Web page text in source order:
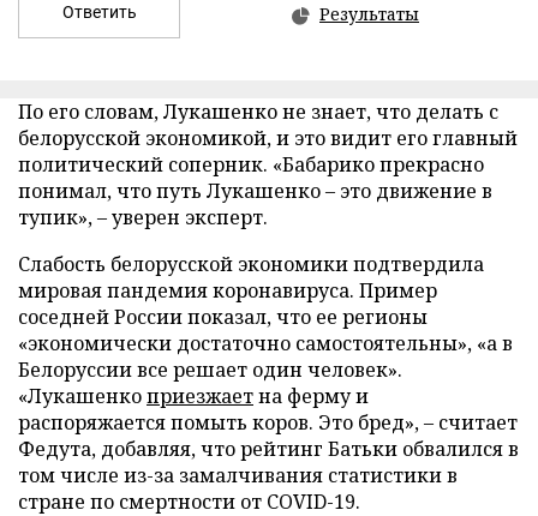
Ответить Результаты
По его словам, Лукашенко не знает, что делать с
белорусской экономикой, и это видит его главный
политический соперник. «Бабарико прекрасно
понимал, что путь Лукашенко – это движение в
тупик», – уверен эксперт.
Слабость белорусской экономики подтвердила
мировая пандемия коронавируса. Пример
соседней России показал, что ее регионы
«экономически достаточно самостоятельны», «а в
Белоруссии все решает один человек».
«Лукашенкоприезжаетна ферму и
распоряжается помыть коров. Это бред», – считает
Федута, добавляя, что рейтинг Батьки обвалился в
том числе из-за замалчивания статистики в
стране по смертности от COVID-19.